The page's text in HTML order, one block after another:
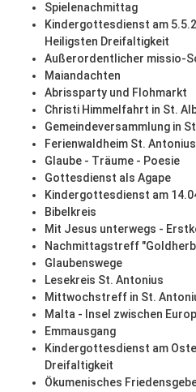
Spielenachmittag
Kindergottesdienst am
Heiligsten Dreifaltigkeit
Außerordentlicher missio-
Maiandachten
Abrissparty und Flohmarkt
Christi Himmelfahrt in St.
Gemeindeversammlung in
Ferienwaldheim St. Antonius
Glaube - Träume - Poesie
Gottesdienst als Agape
Kindergottesdienst am
Bibelkreis
Mit Jesus unterwegs -
Nachmittagstreff
Glaubenswege
Lesekreis St. Antonius
Mittwochstreff in St.
Malta - Insel zwischen
Emmausgang
Kindergottesdienst am
Dreifaltigkeit
Ökumenisches